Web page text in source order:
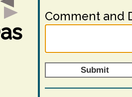
Comment and
Submit